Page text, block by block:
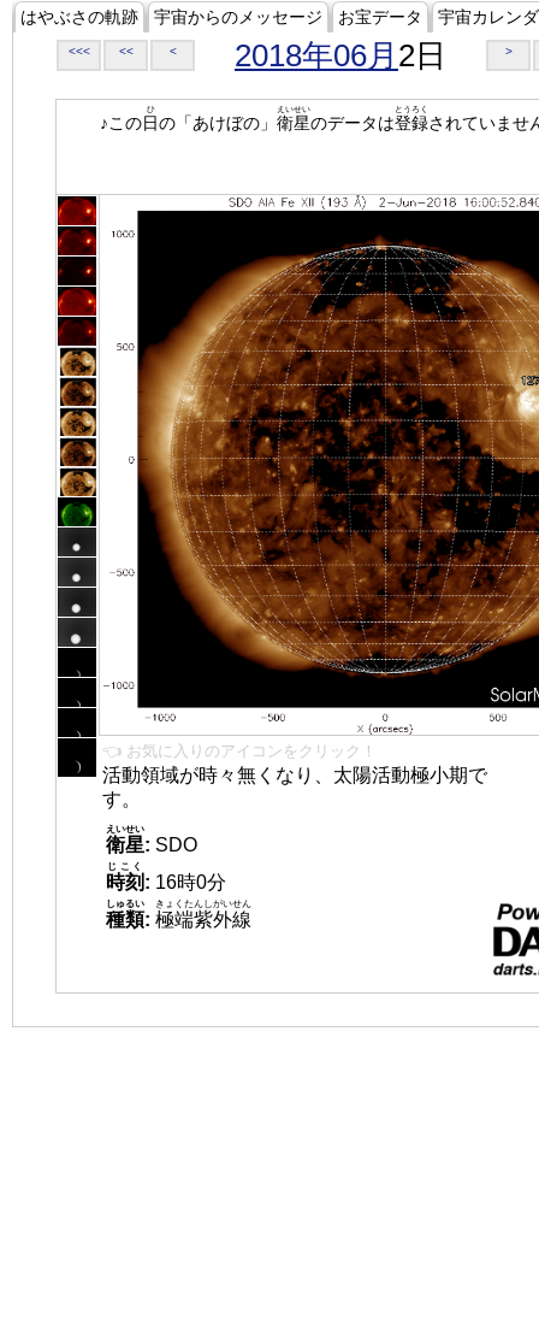
はやぶさの軌跡 宇宙からのメッセージ お宝データ 宇宙カレン
<<< << < 2018年06月 2日 >
♪この日
ひ
の「あけぼの」 衛星
えいせい
のデータは登録
とうろく
されていませ
👈 お気に入りのアイコンをクリック！
活動領域が時々無くなり、太陽活動極小期で
す。
衛星
えいせい
: SDO
時刻
じこく
: 16時0分
種類
しゅるい
: 極端紫外線
きょくたんしがいせん